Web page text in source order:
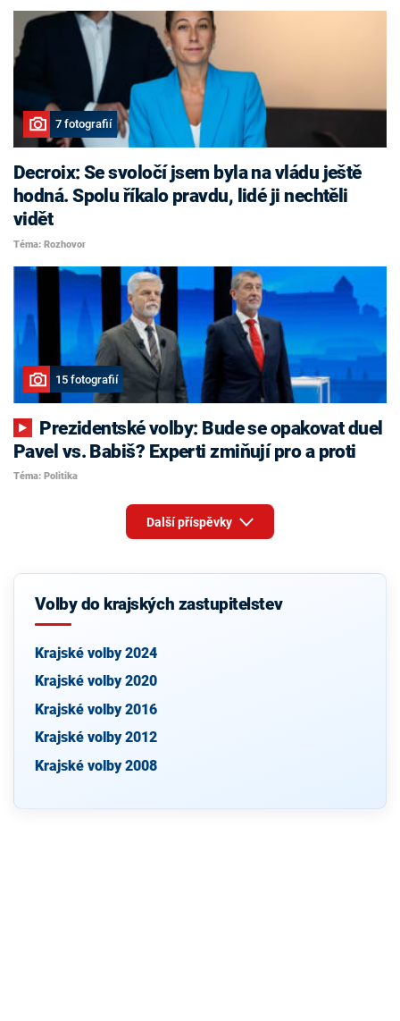
7 fotografií
Decroix: Se svoločí jsem byla na vládu ještě
hodná. Spolu říkalo pravdu, lidé ji nechtěli
vidět
Téma: Rozhovor
15 fotografií
Pavel vs. Babiš? Experti zmiňují pro a proti
Téma: Politika
Další příspěvky
Volby do krajských zastupitelstev
Krajské volby 2024
Krajské volby 2020
Krajské volby 2016
Krajské volby 2012
Krajské volby 2008